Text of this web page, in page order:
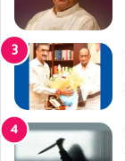
द्र
सिं
ह
जे
भो
स
लें
र
बं
द
पो
लि
सां
चा